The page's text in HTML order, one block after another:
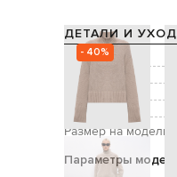
- 40%
ДЕТАЛИ И УХОД
Состав:
Цвет:
Уход:
Рост модели:
Размер на модели:
Параметры модели